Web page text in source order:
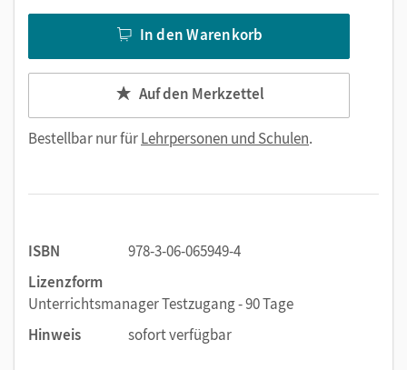
In den Warenkorb
Auf den Merkzettel
Bestellbar nur fürLehrpersonen und Schulen.
ISBN
978-3-06-065949-4
Lizenzform
Unterrichtsmanager Testzugang - 90 Tage
Hinweis
sofort verfügbar